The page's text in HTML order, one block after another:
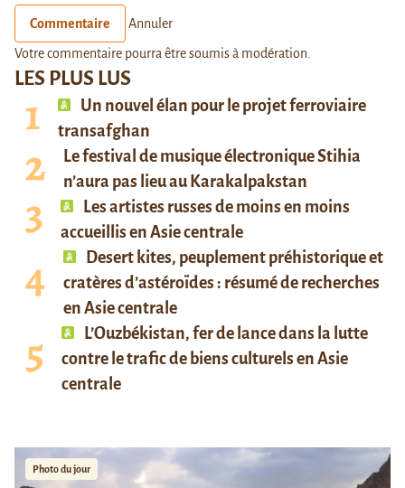
LES PLUS LUS
Un nouvel élan pour le projet ferroviaire
transafghan
Le festival de musique électronique Stihia
n’aura pas lieu au Karakalpakstan
Les artistes russes de moins en moins
accueillis en Asie centrale
Desert kites, peuplement préhistorique et
cratères d’astéroïdes : résumé de recherches
en Asie centrale
L’Ouzbékistan, fer de lance dans la lutte
contre le trafic de biens culturels en Asie
centrale
Photo du jour
Commentaire Annuler
Votre commentaire pourra être soumis à modération.